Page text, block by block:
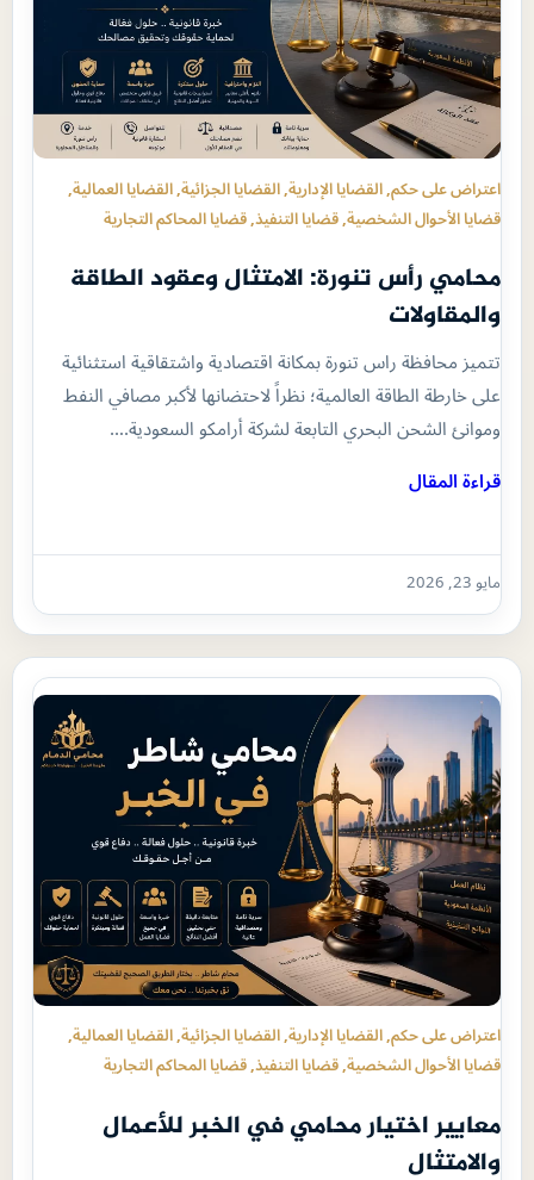
اعتراض على حكم, القضايا الإدارية, القضايا الجزائية, القضايا العمالية,
قضايا الأحوال الشخصية, قضايا التنفيذ, قضايا المحاكم التجارية
محامي رأس تنورة: الامتثال وعقود الطاقة
والمقاولات
تتميز محافظة راس تنورة بمكانة اقتصادية واشتقاقية استثنائية
على خارطة الطاقة العالمية؛ نظراً لاحتضانها لأكبر مصافي النفط
وموانئ الشحن البحري التابعة لشركة أرامكو السعودية.…
قراءة المقال
مايو 23, 2026
اعتراض على حكم, القضايا الإدارية, القضايا الجزائية, القضايا العمالية,
قضايا الأحوال الشخصية, قضايا التنفيذ, قضايا المحاكم التجارية
معايير اختيار محامي في الخبر للأعمال
والامتثال